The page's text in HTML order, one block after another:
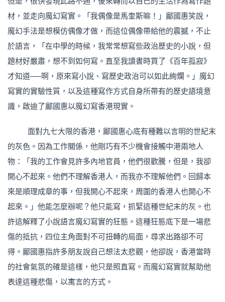
材，並走向魔幻寫實。「我偶像是馬奎斯嘛！」鄺國惠笑說，
魔幻手法是想模仿偶像才做，而這位偶像帶給他的震撼，不止
於語言，「在中學的時候，我常常想寫些政治歷史的小說，但
題材好嚴肅，想不到如何寫。直至我讀書時買了《百年孤寂》
才知道──啊，原來寫小說、寫歷史政治可以如此絢爛。」魔幻
寫實的實驗性質，以及這種寫作方式自身所帶有的歷史語境意
識，啟迪了鄺國惠以魔幻寫香港現實。
面對九七大限的香港，鄺國惠心底有種難以言明的世紀末
的灰色。因為工作關係，他剛巧有不少機會接觸中港兩地人
物：「我的工作會見許多內地官員，他們很歡騰，但是，我卻
開心不起來。他們不理解香港人，而我亦不理解他們。回歸本
來是順理成章的事，但我開心不起來，周圍的香港人也開心不
起來。」他能怎麼辦呢？他只能寫，抓緊這種世紀末的灰。也
許這解釋了小說語言魔幻寫實的狂態。這種狂態底下是一場悲
傷的抵抗，四位主角面對不可扭轉的局面，尋求出路卻不可
得。鄺國惠指許多朋友說自己想法太悲觀，他卻說，香港當時
的社會氣氛的確是這樣，他只是照直寫。而魔幻寫實就幫助他
表達這種悲傷，以寓言的方式。